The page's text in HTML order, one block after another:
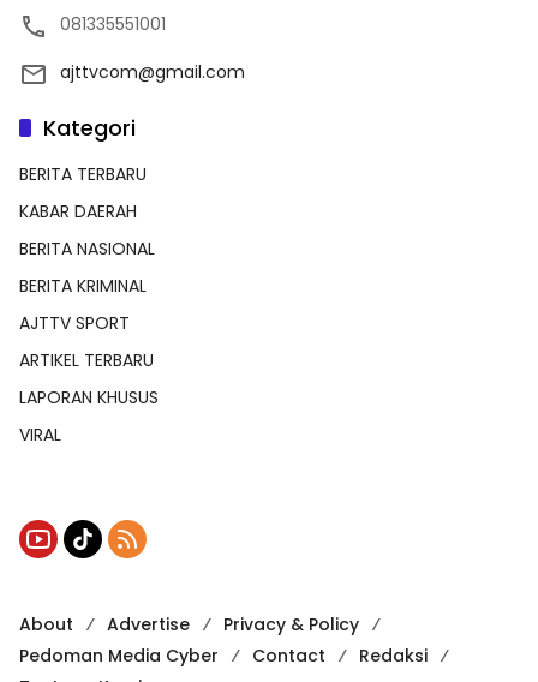
081335551001
ajttvcom@gmail.com
Kategori
BERITA TERBARU
KABAR DAERAH
BERITA NASIONAL
BERITA KRIMINAL
AJTTV SPORT
ARTIKEL TERBARU
LAPORAN KHUSUS
VIRAL
About Advertise
Privacy & Policy
Pedoman Media Cyber
Contact
Redaksi